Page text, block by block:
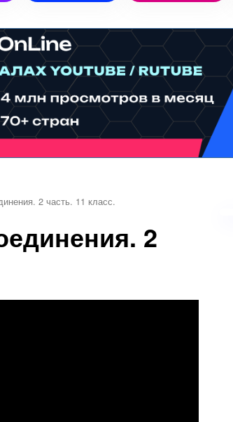
2 часть. 11 класс.
2